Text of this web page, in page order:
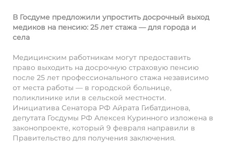
В Госдуме предложили упростить досрочный выход
медиков на пенсию: 25 лет стажа — для города и
села
Медицинским работникам могут предоставить
право выходить на досрочную страховую пенсию
после 25 лет профессионального стажа независимо
от места работы — в городской больнице,
поликлинике или в сельской местности.
Инициатива Сенатора РФ Айрата Гибатдинова,
депутата Госдумы РФ Алексея Куринного изложена в
законопроекте, который 9 февраля направили в
Правительство для получения заключения.